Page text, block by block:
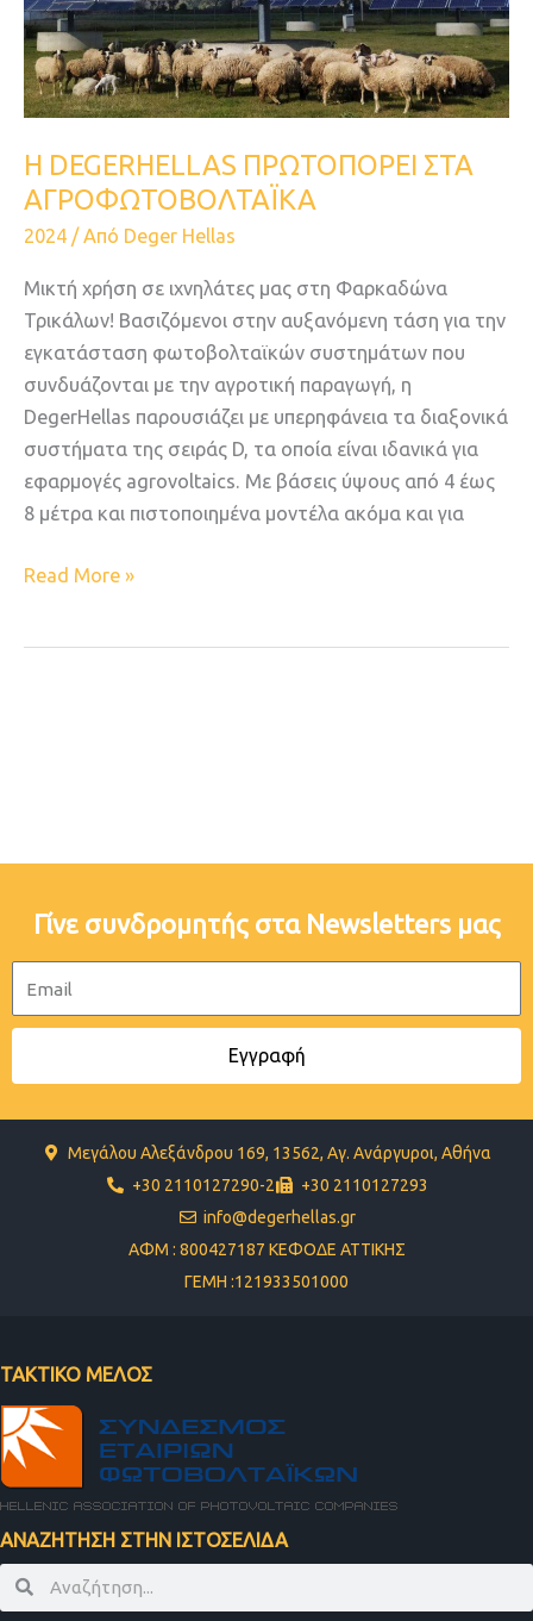
Η DEGERHELLAS ΠΡΩΤΟΠΟΡΕΙ ΣΤΑ
ΑΓΡΟΦΩΤΟΒΟΛΤΑΪΚΑ
2024 / Από Deger Hellas
Μικτή χρήση σε ιχνηλάτες μας στη Φαρκαδώνα
Τρικάλων! Βασιζόμενοι στην αυξανόμενη τάση για την
εγκατάσταση φωτοβολταϊκών συστημάτων που
συνδυάζονται με την αγροτική παραγωγή, η
DegerHellas παρουσιάζει με υπερηφάνεια τα διαξονικά
συστήματα της σειράς D, τα οποία είναι ιδανικά για
εφαρμογές agrovoltaics. Με βάσεις ύψους από 4 έως
8 μέτρα και πιστοποιημένα μοντέλα ακόμα και για
Read More »
Γίνε συνδρομητής στα Newsletters μας
Εγγραφή
Μεγάλου Αλεξάνδρου 169, 13562, Αγ. Ανάργυροι, Αθήνα
+30 2110127290-2
+30 2110127293
info@degerhellas.gr
ΑΦΜ : 800427187 ΚΕΦΟΔΕ ΑΤΤΙΚΗΣ
ΓΕΜΗ :121933501000
ΤΑΚΤΙΚΟ ΜΕΛΟΣ
ΑΝΑΖΗΤΗΣΗ ΣΤΗΝ ΙΣΤΟΣΕΛΙΔΑ
SearchSearch